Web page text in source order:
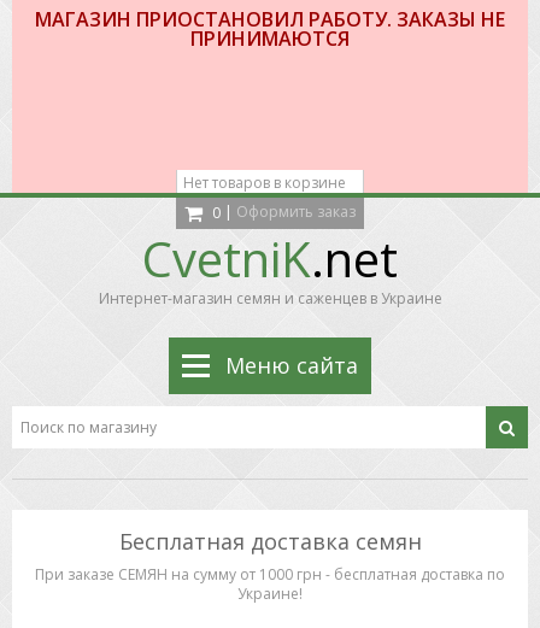
МАГАЗИН ПРИОСТАНОВИЛ РАБОТУ. ЗАКАЗЫ НЕ
ПРИНИМАЮТСЯ
Нет товаров в корзине
0 | Оформить заказ
CvetniK.net
Интернет-магазин семян и саженцев в Украине
Меню сайта
Бесплатная доставка семян
При заказе СЕМЯН на сумму от 1000 грн - бесплатная доставка по
Украине!